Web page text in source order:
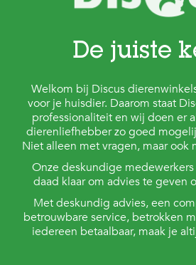
De juiste
Welkom bij Discus
voor je huisdier. Daarom staat
professionaliteit en wij doen er
dierenliefhebber zo goed
Niet alleen met vragen, maar ook
Onze deskundige medewerkers
daad klaar om advies te geven
Met deskundig advies, een
betrouwbare service, betrokken
iedereen betaalbaar, maak je